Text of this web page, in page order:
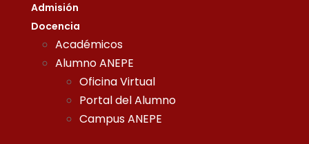
Admisión
Docencia
Académicos
Alumno ANEPE
Oficina Virtual
Portal del Alumno
Campus ANEPE